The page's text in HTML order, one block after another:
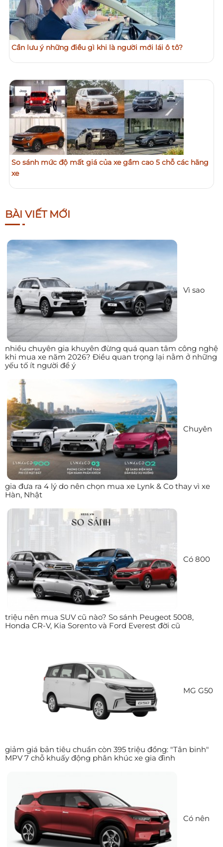
Cần lưu ý những điều gì khi là người mới lái ô tô?
So sánh mức độ mất giá của xe gầm cao 5 chỗ các hãng
xe
BÀI VIẾT MỚI
Vì sao
nhiều chuyên gia khuyên đừng quá quan tâm công nghệ
khi mua xe năm 2026? Điều quan trọng lại nằm ở những
yếu tố ít người để ý
Chuyên
gia đưa ra 4 lý do nên chọn mua xe Lynk & Co thay vì xe
Hàn, Nhật
Có 800
triệu nên mua SUV cũ nào? So sánh Peugeot 5008,
Honda CR-V, Kia Sorento và Ford Everest đời cũ
MG G50
giảm giá bản tiêu chuẩn còn 395 triệu đồng: "Tân binh"
MPV 7 chỗ khuấy động phân khúc xe gia đình
Có nên